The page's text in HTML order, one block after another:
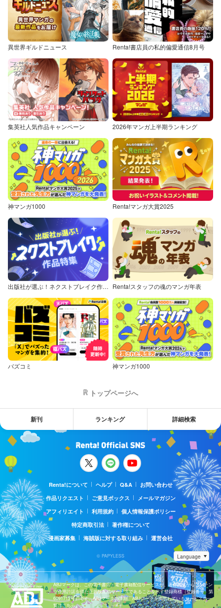
異世界ギルドニュース Renta!書店員の私的偏愛通信8月号
集英社人気作品キャンペーン 2026年マンガ上半期ランキング
神マンガ1000 Renta!マンガ大賞2025
出版社が選ぶ！ネクストブレイク作品特集 Renta!スタッフの魂のマンガ年表
バズコミ 神マンガ1000
トップページへ
新刊 ランキング 詳細検索
Renta!について ヘルプ Q&A
お問い合わせ
作品リクエスト
ご意見ボックス
メールマガジン
アフィリエイト
利用規約
個人情報保護ポリシー
特定商取引法
著作権について
漫画家募集
海賊版に対する取り組み 運営会社
© PAPYLESS
ABJマークは、この電子書店・電子書籍配信サービスが、著作権者からコンテン
ツ使用許諾を得た正規版配信サービスであることを示す登録商標（登録番号 第
6091713号）です。ABJマークの詳細、ABJマークを掲示しているサービスの一
覧はこちら。